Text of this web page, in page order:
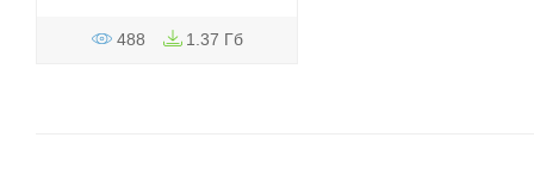
488 1.37 Гб